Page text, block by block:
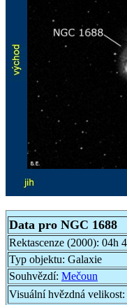
Data pro NGC 1688
Rektascenze (2000): 04h
Typ objektu: Galaxie
Souhvězdí: Mečoun
Visuální hvězdná velikost: